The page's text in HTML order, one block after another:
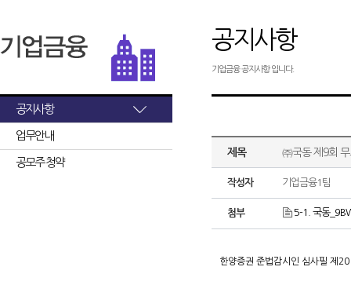
공지사항
업무안내
공모주 청약
공지사항
기업금융 공지사항 입니다.
제목 ㈜국동 제9회
작성자 기업금융1팀
첨부 5-1. 국동
한양증권 준법감시인 심사필